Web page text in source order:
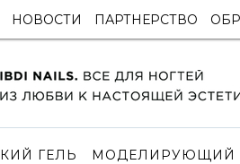
НОВОСТИ ПАРТНЕРСТВО
ГЕЛЬ МОДЕЛИРУЮЩИЙ